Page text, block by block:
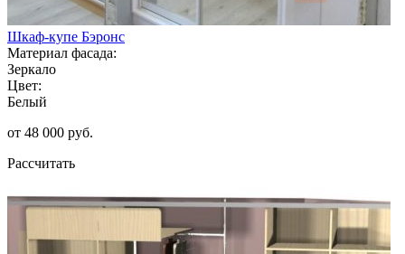
Шкаф-купе Бэронс
Материал фасада:
Зеркало
Цвет:
Белый
от 48 000 руб.
Рассчитать